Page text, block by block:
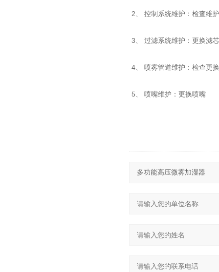
2、 控制系统维护 ：检查维
3、 过滤系统维护 ：更换滤
4、 喷雾管道维护 ：检查更
5、 喷嘴维护 ：更换喷嘴